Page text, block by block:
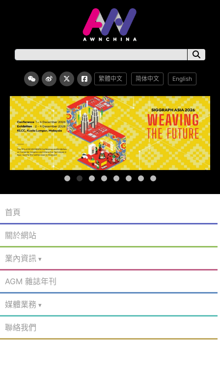
繁體中文 简体中文 English
首頁
關於網站
業內資訊
AGM 雜誌年刊
媒體業務
聯絡我們